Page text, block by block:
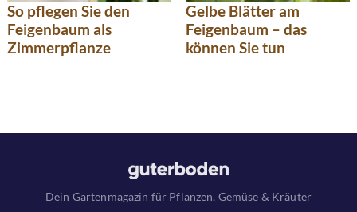
So pflegen Sie den
Feigenbaum als
Zimmerpflanze
Gelbe Blätter am
Feigenbaum – das
können Sie tun
Dein Gartenmagazin für Pflanzen, Gemüse & Kräuter